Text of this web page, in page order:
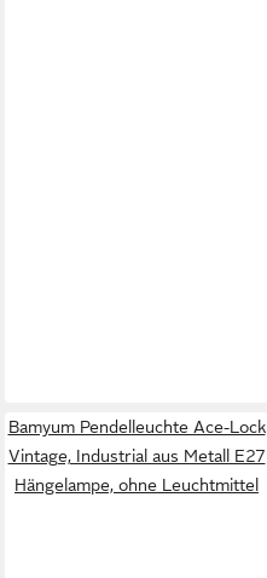
Bamyum Pendelleuchte Ace-Lock
Vintage, Industrial aus Metall E27
Hängelampe, ohne Leuchtmittel